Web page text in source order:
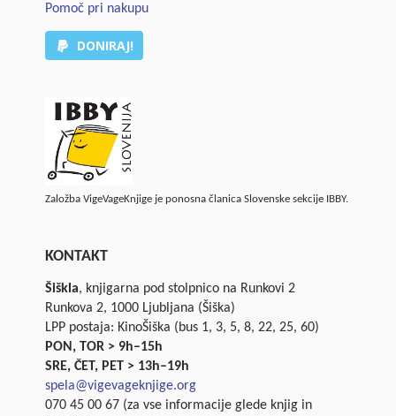
Pomoč pri nakupu
DONIRAJ!
Založba VigeVageKnjige je ponosna članica Slovenske sekcije IBBY.
KONTAKT
Šiškla, knjigarna pod stolpnico na Runkovi 2
Runkova 2, 1000 Ljubljana (Šiška)
LPP postaja: KinoŠiška (bus 1, 3, 5, 8, 22, 25, 60)
PON, TOR > 9h–15h
SRE, ČET, PET > 13h–19h
spela@vigevageknjige.org
070 45 00 67 (za vse informacije glede knjig in